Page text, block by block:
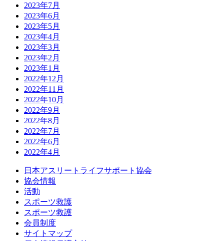
2023年7月
2023年6月
2023年5月
2023年4月
2023年3月
2023年2月
2023年1月
2022年12月
2022年11月
2022年10月
2022年9月
2022年8月
2022年7月
2022年6月
2022年4月
日本アスリートライフサポート協会
協会情報
活動
スポーツ救護
スポーツ救護
会員制度
サイトマップ